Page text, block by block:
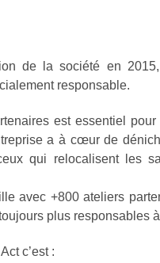
de la société en
responsable.
est essentiel
a à cœur de
qui relocalisent les
avec +800 ateliers
plus responsables
c’est :